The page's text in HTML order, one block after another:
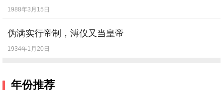
1988年3月15日
伪满实行帝制，溥仪又当皇帝
1934年1月20日
年份推荐